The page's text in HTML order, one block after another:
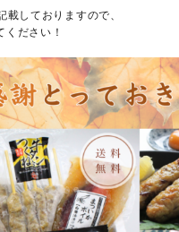
しておりますので、
ださい！